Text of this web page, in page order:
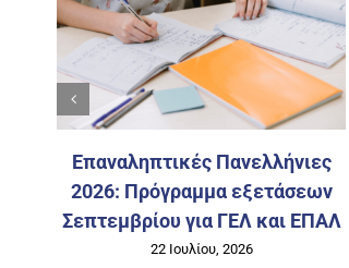
Επαναληπτικές Πανελλήνιες
2026: Πρόγραμμα εξετάσεων
Σεπτεμβρίου για ΓΕΛ και ΕΠΑΛ
22 Ιουλίου, 2026